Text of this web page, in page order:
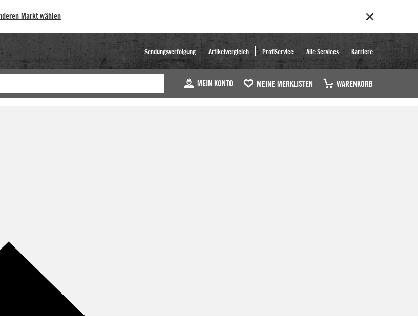
Markt wählen
Sendungsverfolgung Artikelvergleich ProfiService Alle Services Karriere
MEIN KONTO MEINE MERKLISTEN WARENKORB